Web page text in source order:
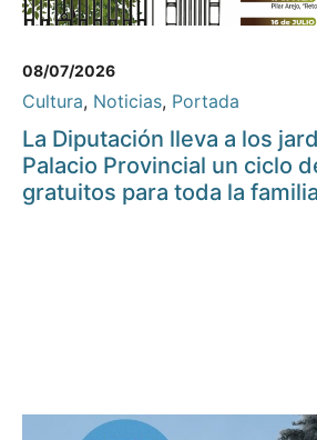
08/07/2026
Cultura, Noticias, Portada
La Diputación lleva a los
Palacio Provincial un ciclo
gratuitos para toda la familia